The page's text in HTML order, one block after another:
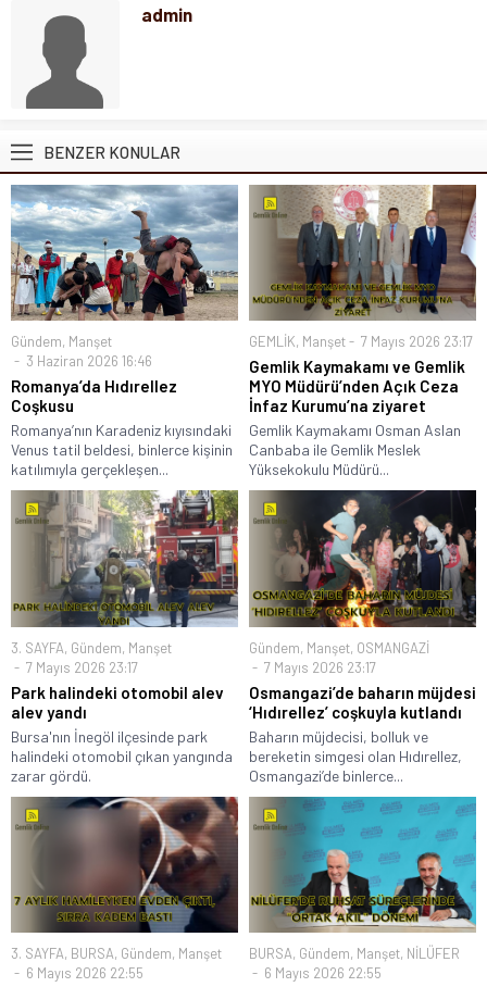
admin
BENZER KONULAR
Gündem, Manşet
3 Haziran 2026 16:46
Romanya’da Hıdırellez
Coşkusu
Romanya’nın Karadeniz kıyısındaki
Venus tatil beldesi, binlerce kişinin
katılımıyla gerçekleşen...
GEMLİK, Manşet 7 Mayıs 2026 23:17
Gemlik Kaymakamı ve Gemlik
MYO Müdürü’nden Açık Ceza
İnfaz Kurumu’na ziyaret
Gemlik Kaymakamı Osman Aslan
Canbaba ile Gemlik Meslek
Yüksekokulu Müdürü...
3. SAYFA, Gündem, Manşet
7 Mayıs 2026 23:17
Park halindeki otomobil alev
alev yandı
Bursa'nın İnegöl ilçesinde park
halindeki otomobil çıkan yangında
zarar gördü.
Gündem, Manşet, OSMANGAZİ
7 Mayıs 2026 23:17
Osmangazi’de baharın müjdesi
‘Hıdırellez’ coşkuyla kutlandı
Baharın müjdecisi, bolluk ve
bereketin simgesi olan Hıdırellez,
Osmangazi’de binlerce...
3. SAYFA, BURSA, Gündem, Manşet
6 Mayıs 2026 22:55
BURSA, Gündem, Manşet, NİLÜFER
6 Mayıs 2026 22:55